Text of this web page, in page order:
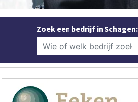
Zoek een bedrijf in Schagen: